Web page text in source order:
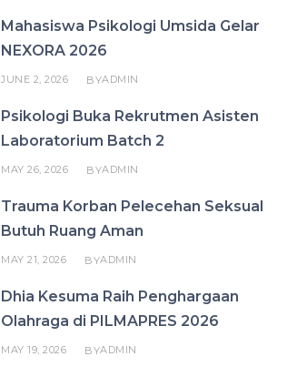
Mahasiswa Psikologi Umsida Gelar
NEXORA 2026
JUNE 2, 2026 BYADMIN
Psikologi Buka Rekrutmen Asisten
Laboratorium Batch 2
MAY 26, 2026 BYADMIN
Trauma Korban Pelecehan Seksual
Butuh Ruang Aman
MAY 21, 2026 BYADMIN
Dhia Kesuma Raih Penghargaan
Olahraga di PILMAPRES 2026
MAY 19, 2026 BYADMIN